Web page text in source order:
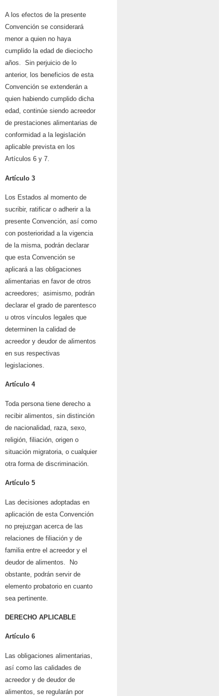
A los efectos de la presente
Convención se considerará
menor a quien no haya
cumplido la edad de dieciocho
años. Sin perjuicio de lo
anterior, los beneficios de esta
Convención se extenderán a
quien habiendo cumplido dicha
edad, continúe siendo acreedor
de prestaciones alimentarias de
conformidad a la legislación
aplicable prevista en los
Artículos 6 y 7.
Artículo 3
Los Estados al momento de
sucribir, ratificar o adherir a la
presente Convención, así como
con posterioridad a la vigencia
de la misma, podrán declarar
que esta Convención se
aplicará a las obligaciones
alimentarias en favor de otros
acreedores; asimismo, podrán
declarar el grado de parentesco
u otros vínculos legales que
determinen la calidad de
acreedor y deudor de alimentos
en sus respectivas
legislaciones.
Artículo 4
Toda persona tiene derecho a
recibir alimentos, sin distinción
de nacionalidad, raza, sexo,
religión, filiación, origen o
situación migratoria, o cualquier
otra forma de discriminación.
Artículo 5
Las decisiones adoptadas en
aplicación de esta Convención
no prejuzgan acerca de las
relaciones de filiación y de
familia entre el acreedor y el
deudor de alimentos. No
obstante, podrán servir de
elemento probatorio en cuanto
sea pertinente.
DERECHO APLICABLE
Artículo 6
Las obligaciones alimentarias,
así como las calidades de
acreedor y de deudor de
alimentos, se regularán por